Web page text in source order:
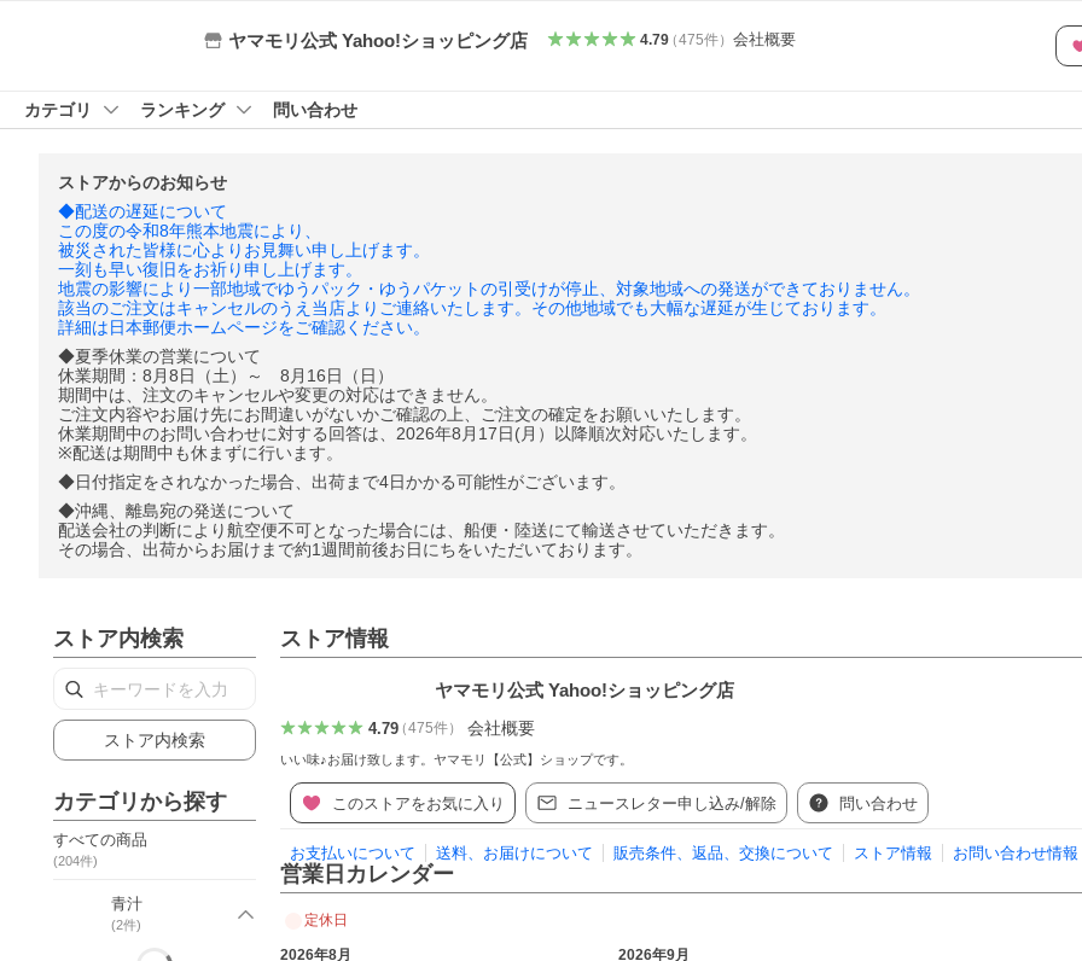
ヤマモリ公式 Yahoo!ショッピング店 4.79（475件） 会社概要
カテゴリ ランキング 問い合わせ
ストアからのお知らせ
◆配送の遅延について
この度の令和8年熊本地震により、
被災された皆様に心よりお見舞い申し上げます。
一刻も早い復旧をお祈り申し上げます。
地震の影響により一部地域でゆうパック・ゆうパケットの引受けが停止、対象地域への発送ができておりません。
該当のご注文はキャンセルのうえ当店よりご連絡いたします。その他地域でも大幅な遅延が生じております。
詳細は日本郵便ホームページをご確認ください。
◆夏季休業の営業について
休業期間：8月8日（土）～ 8月16日（日）
期間中は、注文のキャンセルや変更の対応はできません。
ご注文内容やお届け先にお間違いがないかご確認の上、ご注文の確定をお願いいたします。
休業期間中のお問い合わせに対する回答は、2026年8月17日(月）以降順次対応いたします。
※配送は期間中も休まずに行います。
◆日付指定をされなかった場合、出荷まで4日かかる可能性がございます。
◆沖縄、離島宛の発送について
配送会社の判断により航空便不可となった場合には、船便・陸送にて輸送させていただきます。
その場合、出荷からお届けまで約1週間前後お日にちをいただいております。
ストア内検索
ストア内検索
カテゴリから探す
すべての商品
(204件)
青汁
(2件)
ストア情報
ヤマモリ公式 Yahoo!ショッピング店
4.79（475件） 会社概要
いい味♪お届け致します。ヤマモリ【公式】ショップです。
このストアをお気に入り ニュースレター申し込み/解除 問い合わせ
お支払いについて 送料、お届けについて 販売条件、返品、交換について ストア情報 お問い合わせ情報
営業日カレンダー
定休日
2026年8月 2026年9月